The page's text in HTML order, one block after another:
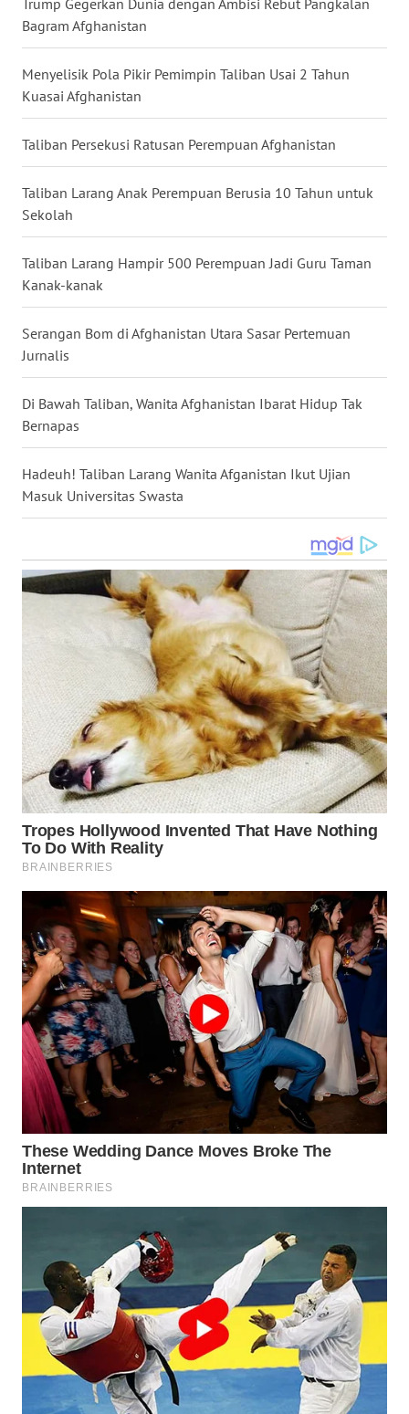
Bagram Afghanistan
Menyelisik Pola Pikir Pemimpin Taliban Usai 2 Tahun
Kuasai Afghanistan
Taliban Persekusi Ratusan Perempuan Afghanistan
Taliban Larang Anak Perempuan Berusia 10 Tahun untuk
Sekolah
Taliban Larang Hampir 500 Perempuan Jadi Guru Taman
Kanak-kanak
Serangan Bom di Afghanistan Utara Sasar Pertemuan
Jurnalis
Di Bawah Taliban, Wanita Afghanistan Ibarat Hidup Tak
Bernapas
Hadeuh! Taliban Larang Wanita Afganistan Ikut Ujian
Masuk Universitas Swasta
WN
BABEL
WN
WN
JATENG
WN
NUSANTARA
WN
JOGJA
WN
JATIM
WN
KALBAR
WN
KALTENG
WN
KALTARA
WN
KALSEL
WN
KALTIM
WN
SULSEL
WN
GORONTALO
WN
SULUT
MALUKU
WN
MALUT
WN